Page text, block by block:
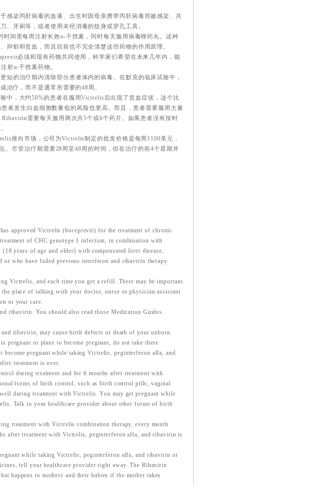
染丙肝病毒的血液、出生时因母亲携带丙肝病毒而被感染、共
、牙刷等，或者使用未经消毒的纹身或穿孔工具。
间里每周注射长效α-干扰素，同时每天服用病毒唑药丸。这种
抑郁和贫血，而且目前也不完全清楚这些药物的作用原理。
必须和现有药物共同使用，科学家们希望在未来几年内，能
射α-干扰素药物。
的治疗期内清除部分患者体内的病毒。在默克的临床试验中，
治疗，而不是通常所需要的48周。
，大约50%的患者在服用Victrelis后出现了贫血症状，这个比
者发生白血细胞数量低的风险也更高。而且，患者需要服用大量
需要每天服用两次共5个或6个药片。如果患者没有按时
推向市场，公司为Victrelis制定的批发价格是每周1100美元，
。尽管治疗期需要28周至48周的时间，但在治疗的前4个星期并
approved Victrelis (boceprevir) for the treatment of chronic
of CHC genotype 1 infection, in combination with
years of age and older) with compensated liver disease,
who have failed previous interferon and ribavirin therapy.
Victrelis, and each time you get a refill. There may be important
place of talking with your doctor, nurse or physician assistant
or your care.
ribavirin. You should also read those Medication Guides.
ribavirin, may cause birth defects or death of your unborn
pregnant or plans to become pregnant, do not take these
become pregnant while taking Victrelis, peginterferon alfa, and
treatment is over.
during treatment and for 6 months after treatment with
forms of birth control, such as birth control pills, vaginal
during treatment with Victrelis. You may get pregnant while
Talk to your healthcare provider about other forms of birth
treatment with Victrelis combination therapy, every month
after treatment with Victrelis, peginterferon alfa, and ribavirin is
while taking Victrelis, peginterferon alfa, and ribavirin or
tell your healthcare provider right away. The Ribavirin
happens to mothers and their babies if the mother takes